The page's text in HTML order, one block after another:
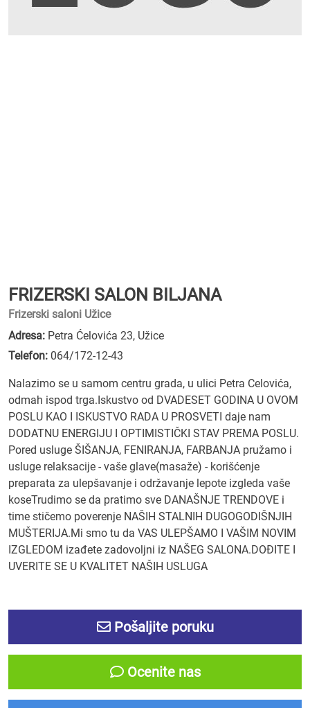
FRIZERSKI SALON BILJANA
Frizerski saloni Užice
Adresa: Petra Ćelovića 23, Užice
Telefon: 064/172-12-43
Nalazimo se u samom centru grada, u ulici Petra Celovića,
odmah ispod trga.Iskustvo od DVADESET GODINA U OVOM
POSLU KAO I ISKUSTVO RADA U PROSVETI daje nam
DODATNU ENERGIJU I OPTIMISTIČKI STAV PREMA POSLU.
Pored usluge ŠIŠANJA, FENIRANJA, FARBANJA pružamo i
usluge relaksacije - vaše glave(masaže) - korišćenje
preparata za ulepšavanje i održavanje lepote izgleda vaše
koseTrudimo se da pratimo sve DANAŠNJE TRENDOVE i
time stičemo poverenje NAŠIH STALNIH DUGOGODIŠNJIH
MUŠTERIJA.Mi smo tu da VAS ULEPŠAMO I VAŠIM NOVIM
IZGLEDOM izađete zadovoljni iz NAŠEG SALONA.DOĐITE I
UVERITE SE U KVALITET NAŠIH USLUGA
Pošaljite poruku
Ocenite nas